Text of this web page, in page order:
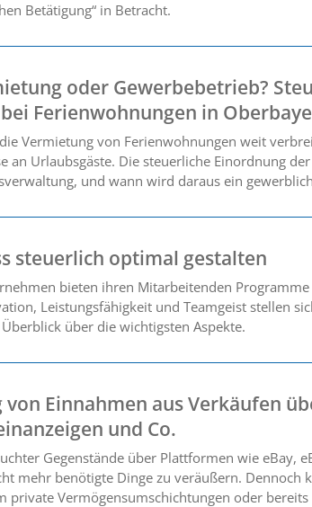
Betätigung“ in Betracht.
oder Gewerbebetrieb?
Ferienwohnungen in
Vermietung von Ferienwohnungen weit
an Urlaubsgäste. Die steuerliche Einordnung
und wann wird daraus ein
steuerlich optimal gestalten
bieten ihren Mitarbeitenden
Leistungsfähigkeit und Teamgeist stellen
über die wichtigsten Aspekte.
von Einnahmen aus Verkäufen
und Co.
Gegenstände über Plattformen wie eBay,
mehr benötigte Dinge zu veräußern. Dennoch
private Vermögensumschichtungen oder